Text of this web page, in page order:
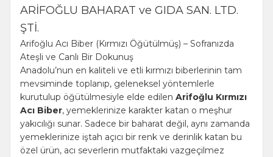
ARİFOĞLU BAHARAT ve GIDA SAN. LTD.
ŞTİ.
Arifoğlu Acı Biber (Kırmızı Öğütülmüş) – Sofranızda
Ateşli ve Canlı Bir Dokunuş
Anadolu’nun en kaliteli ve etli kırmızı biberlerinin tam
mevsiminde toplanıp, geleneksel yöntemlerle
kurutulup öğütülmesiyle elde edilen Arifoğlu Kırmızı
Acı Biber, yemeklerinize karakter katan o meşhur
yakıcılığı sunar. Sadece bir baharat değil, aynı zamanda
yemeklerinize iştah açıcı bir renk ve derinlik katan bu
özel ürün, acı severlerin mutfaktaki vazgeçilmez